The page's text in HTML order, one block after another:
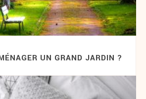
UN GRAND JARDIN ?